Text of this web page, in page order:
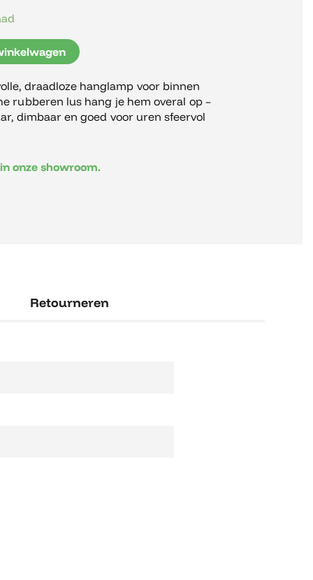
draadloze hanglamp voor binnen
rubberen lus hang je hem overal op –
dimbaar en goed voor uren sfeervol
onze showroom.
Retourneren